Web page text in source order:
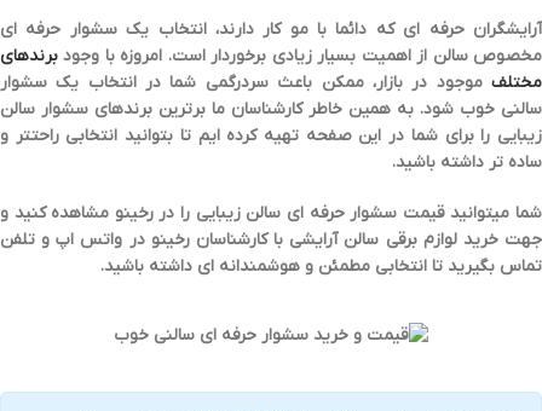
آرایشگران حرفه ای که دائما با مو کار دارند، انتخاب یکسشوار حرفه ای
مخصوص سالن از اهمیت بسیار زیادی برخوردار است. امروزه با وجود برندهای
مختلف موجود در بازار، ممکن باعث سردرگمی شما در انتخاب یک سشوار
سالنی خوب شود. به همین خاطر کارشناسان ما برترین برندهای سشوار سالن
زیبایی را برای شما در این صفحه تهیه کرده ایم تا بتوانید انتخابی راحتتر و
ساده تر داشته باشید.
شما میتوانیدقیمت سشوار حرفه ای سالن زیبایی را در رخینو مشاهده کنید و
جهتخرید لوازم برقی سالن آرایشی با کارشناسان رخینو در واتس اپ و تلفن
تماس بگیرید تا انتخابی مطمئن و هوشمندانه ای داشته باشید.